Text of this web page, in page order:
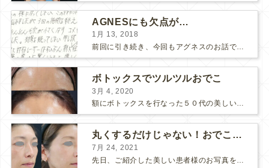
AGNESにも欠点が…
1月 13, 2018
前回に引き続き、今回もアグネスのお話です。 AGNESはとっても良い治療である一方、 欠点もいくつかありますので、そちらもお話ししておきますね。 AGNESの欠点 1. ダウンタイム A...
ボトックスでツルツルおでこ
3月 4, 2020
額にボトックスを行なった５０代の美しい女性です。 エイジングとともに横ジワが目立つようになって、 キメが乱れてツヤが無くなってきます。 ボトックスを額に注射すると 横ジワが目立たなくな...
丸くするだけじゃない！おでこのヒアルロン酸注射
7月 24, 2021